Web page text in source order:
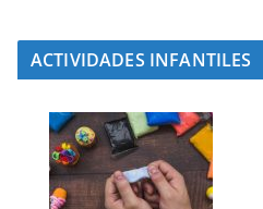
ACTIVIDADES INFANTILES